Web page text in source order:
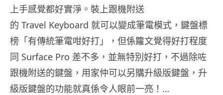
上手感覺都好實淨。裝上跟機附送
的 Travel Keyboard 就可以變成筆電模式，鍵盤標
榜「有傳統筆電咁好打」，但係籮文覺得好打程度
同 Surface Pro 差不多，並無特別好打，不過除咗
跟機附送的鍵盤，用家仲可以另購升級版鍵盤，升
級版鍵盤的功能就真係令人眼前一亮！…